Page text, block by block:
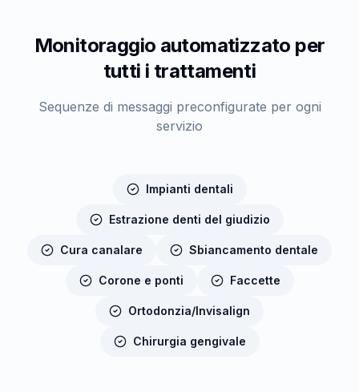
Monitoraggio automatizzato per
tutti i trattamenti
Sequenze di messaggi preconfigurate per ogni
servizio
Impianti dentali
Estrazione denti del giudizio
Cura canalare Sbiancamento dentale
Corone e ponti Faccette
Ortodonzia/Invisalign
Chirurgia gengivale